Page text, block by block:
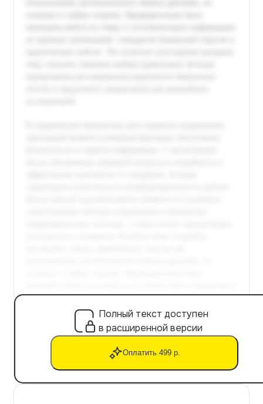
Полный текст доступен
в расширенной версии
Оплатить 499 р.